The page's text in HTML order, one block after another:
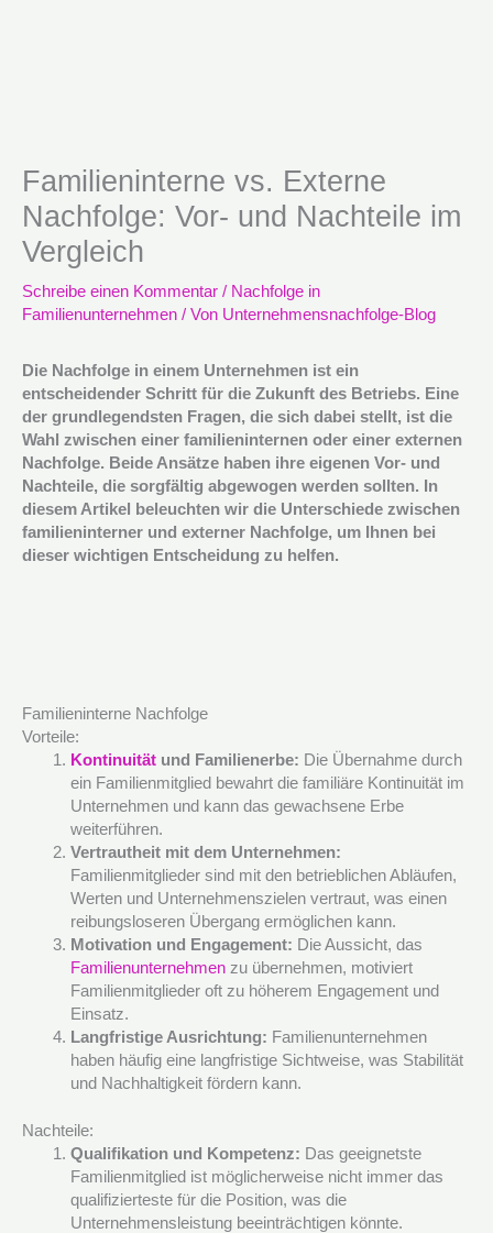
Familieninterne vs. Externe
Nachfolge: Vor- und Nachteile im
Vergleich
Schreibe einen Kommentar / Nachfolge in
Familienunternehmen / Von Unternehmensnachfolge-Blog
Die Nachfolge in einem Unternehmen ist ein
entscheidender Schritt für die Zukunft des Betriebs. Eine
der grundlegendsten Fragen, die sich dabei stellt, ist die
Wahl zwischen einer familieninternen oder einer externen
Nachfolge. Beide Ansätze haben ihre eigenen Vor- und
Nachteile, die sorgfältig abgewogen werden sollten. In
diesem Artikel beleuchten wir die Unterschiede zwischen
familieninterner und externer Nachfolge, um Ihnen bei
dieser wichtigen Entscheidung zu helfen.
Familieninterne Nachfolge
Vorteile:
Kontinuitätund Familienerbe: Die Übernahme durch
ein Familienmitglied bewahrt die familiäre Kontinuität im
Unternehmen und kann das gewachsene Erbe
weiterführen.
Vertrautheit mit dem Unternehmen:
Familienmitglieder sind mit den betrieblichen Abläufen,
Werten und Unternehmenszielen vertraut, was einen
reibungsloseren Übergang ermöglichen kann.
Motivation und Engagement: Die Aussicht, das
Familienunternehmenzu übernehmen, motiviert
Familienmitglieder oft zu höherem Engagement und
Einsatz.
Langfristige Ausrichtung: Familienunternehmen
haben häufig eine langfristige Sichtweise, was Stabilität
und Nachhaltigkeit fördern kann.
Nachteile:
Qualifikation und Kompetenz: Das geeignetste
Familienmitglied ist möglicherweise nicht immer das
qualifizierteste für die Position, was die
Unternehmensleistung beeinträchtigen könnte.